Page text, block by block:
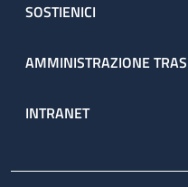
SOSTIENICI
AMMINISTRAZIONE
INTRANET